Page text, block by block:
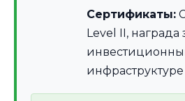
Сертификаты:
Level II, награда